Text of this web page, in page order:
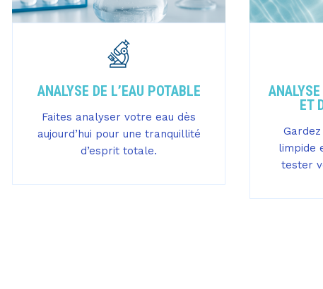
ANALYSE DE L’EAU POTABLE
Faites analyser votre eau dès
aujourd’hui pour une tranquillité
d’esprit totale.
ET
limpide
tester